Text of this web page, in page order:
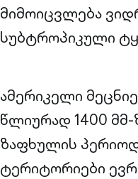
მიმოიცვლება
სუბტროპიკული
ამერიკელი
წლიურად 1400 მმ-
ზაფხულის
ტერიტორიები